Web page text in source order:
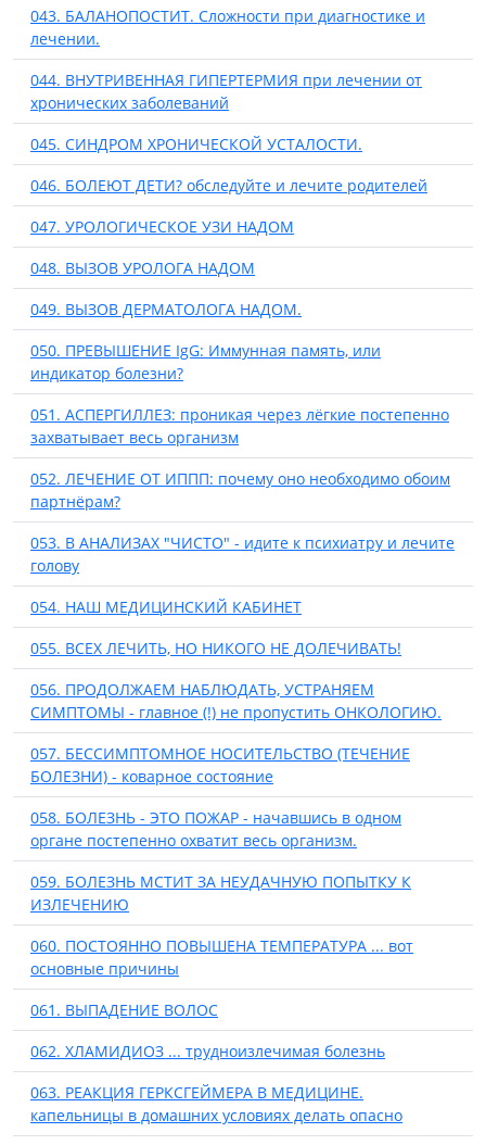
043. БАЛАНОПОСТИТ. Сложности при диагностике и
лечении.
044. ВНУТРИВЕННАЯ ГИПЕРТЕРМИЯ при лечении от
хронических заболеваний
045. СИНДРОМ ХРОНИЧЕСКОЙ УСТАЛОСТИ.
046. БОЛЕЮТ ДЕТИ? обследуйте и лечите родителей
047. УРОЛОГИЧЕСКОЕ УЗИ НАДОМ
048. ВЫЗОВ УРОЛОГА НАДОМ
049. ВЫЗОВ ДЕРМАТОЛОГА НАДОМ.
050. ПРЕВЫШЕНИЕ IgG: Иммунная память, или
индикатор болезни?
051. АСПЕРГИЛЛЕЗ: проникая через лёгкие постепенно
захватывает весь организм
052. ЛЕЧЕНИЕ ОТ ИППП: почему оно необходимо обоим
партнёрам?
053. В АНАЛИЗАХ "ЧИСТО" - идите к психиатру и лечите
голову
054. НАШ МЕДИЦИНСКИЙ КАБИНЕТ
055. ВСЕХ ЛЕЧИТЬ, НО НИКОГО НЕ ДОЛЕЧИВАТЬ!
056. ПРОДОЛЖАЕМ НАБЛЮДАТЬ, УСТРАНЯЕМ
СИМПТОМЫ - главное (!) не пропустить ОНКОЛОГИЮ.
057. БЕССИМПТОМНОЕ НОСИТЕЛЬСТВО (ТЕЧЕНИЕ
БОЛЕЗНИ) - коварное состояние
058. БОЛЕЗНЬ - ЭТО ПОЖАР - начавшись в одном
органе постепенно охватит весь организм.
059. БОЛЕЗНЬ МСТИТ ЗА НЕУДАЧНУЮ ПОПЫТКУ К
ИЗЛЕЧЕНИЮ
060. ПОСТОЯННО ПОВЫШЕНА ТЕМПЕРАТУРА ... вот
основные причины
061. ВЫПАДЕНИЕ ВОЛОС
062. ХЛАМИДИОЗ ... трудноизлечимая болезнь
063. РЕАКЦИЯ ГЕРКСГЕЙМЕРА В МЕДИЦИНЕ.
капельницы в домашних условиях делать опасно